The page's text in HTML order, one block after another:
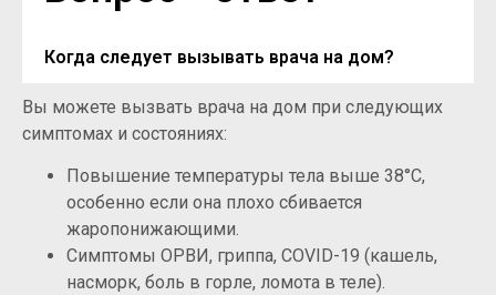
Когда следует вызывать врача на дом?
Вы можете вызвать врача на дом при следующих
симптомах и состояниях:
Повышение температуры тела выше 38°C,
особенно если она плохо сбивается
жаропонижающими.
Симптомы ОРВИ, гриппа, COVID-19 (кашель,
насморк, боль в горле, ломота в теле).